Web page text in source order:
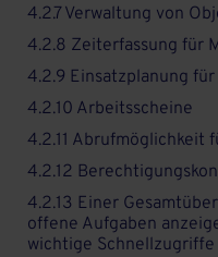
4.2.7 Verwaltung von
4.2.8 Zeiterfassung für
4.2.9 Einsatzplanung
4.2.10 Arbeitsscheine
4.2.11 Abrufmöglichkeit
4.2.12
4.2.13 Einer
offene Aufgaben
wichtige Schnellzugriffe